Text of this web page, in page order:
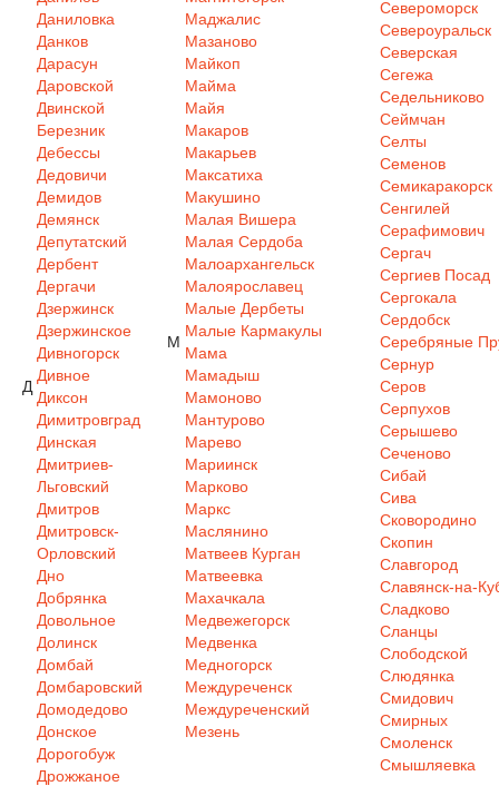
Д
Даниловка
Данков
Дарасун
Даровской
Двинской
Березник
Дебессы
Дедовичи
Демидов
Демянск
Депутатский
Дербент
Дергачи
Дзержинск
Дзержинское
Дивногорск
Дивное
Диксон
Димитровград
Динская
Дмитриев-
Льговский
Дмитров
Дмитровск-
Орловский
Дно
Добрянка
Довольное
Долинск
Домбай
Домбаровский
Домодедово
Донское
Дорогобуж
Дрожжаное
М
Маджалис
Мазаново
Майкоп
Майма
Майя
Макаров
Макарьев
Максатиха
Макушино
Малая Вишера
Малая Сердоба
Малоархангельск
Малоярославец
Малые Дербеты
Малые Кармакулы
Мама
Мамадыш
Мамоново
Мантурово
Марево
Мариинск
Марково
Маркс
Маслянино
Матвеев Курган
Матвеевка
Махачкала
Медвежегорск
Медвенка
Медногорск
Междуреченск
Междуреченский
Мезень
Североморск
Североуральск
Северская
Сегежа
Седельниково
Сеймчан
Селты
Семенов
Семикаракорск
Сенгилей
Серафимович
Сергач
Сергиев Посад
Сергокала
Сердобск
Серебряные
Сернур
Серов
Серпухов
Серышево
Сеченово
Сибай
Сива
Сковородино
Скопин
Славгород
Славянск-на-
Сладково
Сланцы
Слободской
Слюдянка
Смидович
Смирных
Смоленск
Смышляевка